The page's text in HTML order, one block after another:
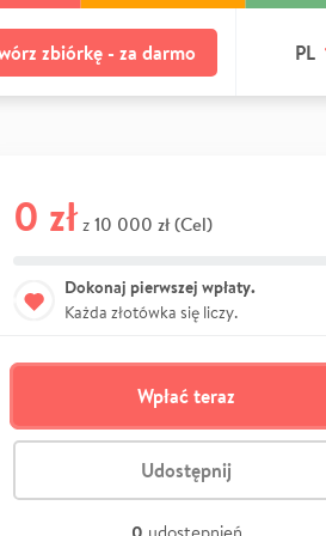
zbiórkę - za darmo PL
0 zł z 10 000 zł (Cel)
Dokonaj pierwszej wpłaty.
Każda złotówka się liczy.
Wpłać teraz
Udostępnij